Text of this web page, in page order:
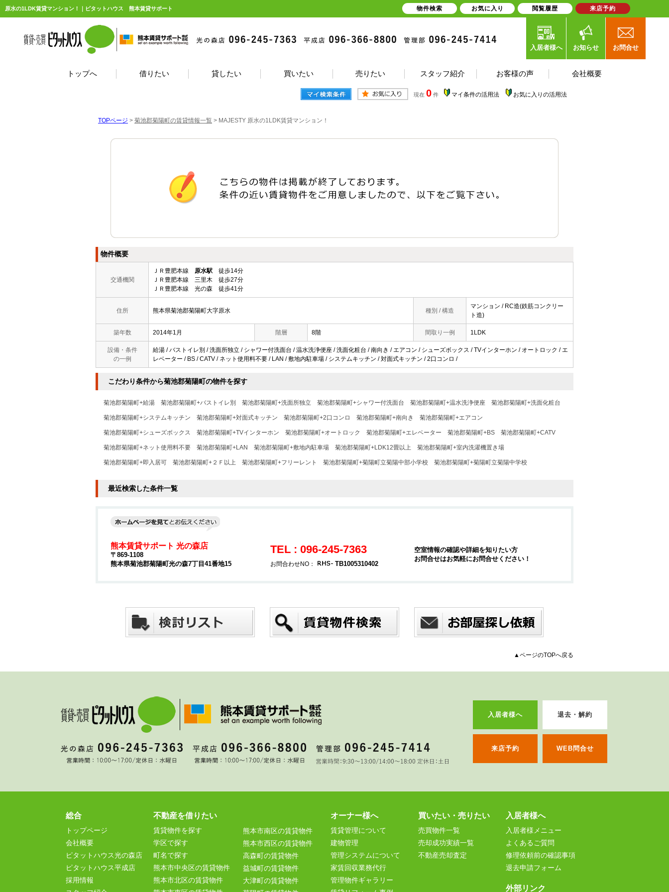
原水の1LDK賃貸マンション！｜ピタットハウス 熊本賃貸サポート
入居者様へ お知らせ お問合せ
トップへ 借りたい 貸したい 買いたい 売りたい スタッフ紹介 お客様の声 会社概要
現在 0 件 マイ条件の活用法 お気に入りの活用法
TOPページ > 菊池郡菊陽町の賃貸情報一覧 > MAJESTY 原水の1LDK賃貸マンション！
物件概要
交通機関
ＪＲ豊肥本線 原水駅 徒歩14分
ＪＲ豊肥本線 三里木 徒歩27分
ＪＲ豊肥本線 光の森 徒歩41分
住所 熊本県菊池郡菊陽町大字原水 種別 / 構造
マンション / RC造(鉄筋コンクリー
ト造)
築年数 2014年1月 階層 8階 間取り一例 1LDK
設備・条件
の一例
給湯 / バストイレ別 / 洗面所独立 / シャワー付洗面台 / 温水洗浄便座 / 洗面化粧台 / 南向き / エアコン / シューズボックス / TVインターホン / オートロック / エ
レベーター / BS / CATV / ネット使用料不要 / LAN / 敷地内駐車場 / システムキッチン / 対面式キッチン / 2口コンロ /
こだわり条件から菊池郡菊陽町の物件を探す
菊池郡菊陽町+給湯 菊池郡菊陽町+バストイレ別 菊池郡菊陽町+洗面所独立 菊池郡菊陽町+シャワー付洗面台 菊池郡菊陽町+温水洗浄便座 菊池郡菊陽町+洗面化粧台
菊池郡菊陽町+システムキッチン 菊池郡菊陽町+対面式キッチン 菊池郡菊陽町+2口コンロ 菊池郡菊陽町+南向き 菊池郡菊陽町+エアコン
菊池郡菊陽町+シューズボックス 菊池郡菊陽町+TVインターホン 菊池郡菊陽町+オートロック 菊池郡菊陽町+エレベーター 菊池郡菊陽町+BS 菊池郡菊陽町+CATV
菊池郡菊陽町+ネット使用料不要 菊池郡菊陽町+LAN 菊池郡菊陽町+敷地内駐車場 菊池郡菊陽町+LDK12畳以上 菊池郡菊陽町+室内洗濯機置き場
菊池郡菊陽町+即入居可 菊池郡菊陽町+２Ｆ以上 菊池郡菊陽町+フリーレント 菊池郡菊陽町+菊陽町立菊陽中部小学校 菊池郡菊陽町+菊陽町立菊陽中学校
最近検索した条件一覧
熊本賃貸サポート 光の森店
〒869-1108
熊本県菊池郡菊陽町光の森7丁目41番地15
TEL : 096-245-7363
お問合わせNO： TB1005310402
空室情報の確認や詳細を知りたい方
お問合せはお気軽にお問合せください！
▲ページのTOPへ戻る
入居者様へ 退去・解約
来店予約 WEB問合せ
総合
トップページ
会社概要
ピタットハウス光の森店
ピタットハウス平成店
採用情報
不動産を借りたい
賃貸物件を探す
学区で探す
町名で探す
熊本市中央区の賃貸物件
熊本市北区の賃貸物件
熊本市南区の賃貸物件
熊本市西区の賃貸物件
高森町の賃貸物件
益城町の賃貸物件
大津町の賃貸物件
オーナー様へ
賃貸管理について
建物管理
管理システムについて
家賃回収業務代行
管理物件ギャラリー
買いたい・売りたい
売買物件一覧
売却成功実績一覧
不動産売却査定
入居者様へ
入居者様メニュー
よくあるご質問
修理依頼前の確認事項
退去申請フォーム
外部リンク
物件検索 お気に入り 閲覧履歴 来店予約